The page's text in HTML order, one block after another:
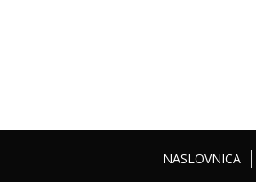
NASLOVNICA